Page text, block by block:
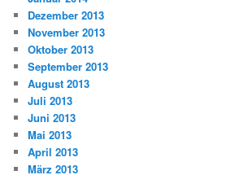
Dezember 2013
November 2013
Oktober 2013
September 2013
August 2013
Juli 2013
Juni 2013
Mai 2013
April 2013
März 2013